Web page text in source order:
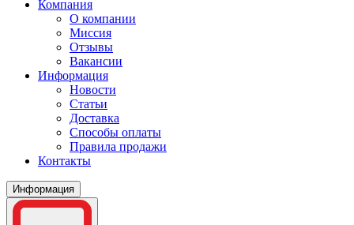
Компания
О компании
Миссия
Отзывы
Вакансии
Информация
Новости
Статьи
Доставка
Способы оплаты
Правила продажи
Контакты
Информация